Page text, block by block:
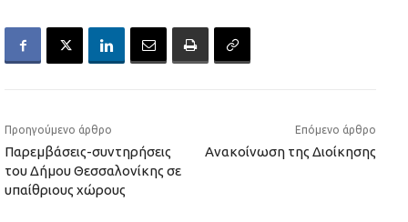
Προηγούμενο άρθρο
Παρεμβάσεις-συντηρήσεις
του Δήμου Θεσσαλονίκης σε
υπαίθριους χώρους
Επόμενο άρθρο
Ανακοίνωση της Διοίκησης